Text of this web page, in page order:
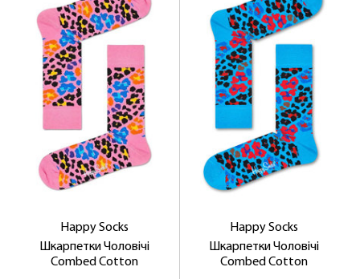
Happy Socks
Шкарпетки Чоловічі
Combed Cotton
Happy Socks
Шкарпетки Чоловічі
Combed Cotton